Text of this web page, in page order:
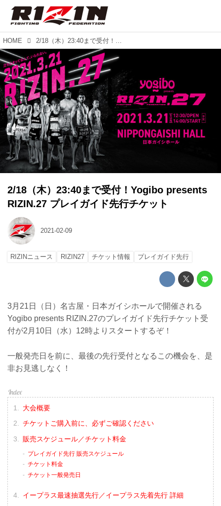
HOME 2/18（木）23:40まで受付！Yogibo presents RIZIN.27 プレイガイド先行チケット
2/18（木）23:40まで受付！Yogibo presents
RIZIN.27 プレイガイド先行チケット
2021-02-09
RIZINニュース RIZIN27 チケット情報 プレイガイド先行
3月21日（日）名古屋・日本ガイシホールで開催される
Yogibo presents RIZIN.27のプレイガイド先行チケット受
付が2月10日（水）12時よりスタートするぞ！
一般発売日を前に、最後の先行受付となるこの機会を、是
非お見逃しなく！
大会概要
チケットご購入前に、必ずご確認ください
販売スケジュール／チケット料金
プレイガイド先行 販売スケジュール
チケット料金
チケット一般発売日
イープラス最速抽選先行／イープラス先着先行 詳細